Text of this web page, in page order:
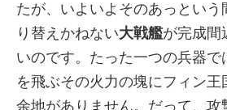
たが、いよいよそのあっという
り替えかねない大戦艦が完成間
いのです。たった一つの兵器で
を飛ぶその火力の塊にフィン
余地がありません。だって、攻